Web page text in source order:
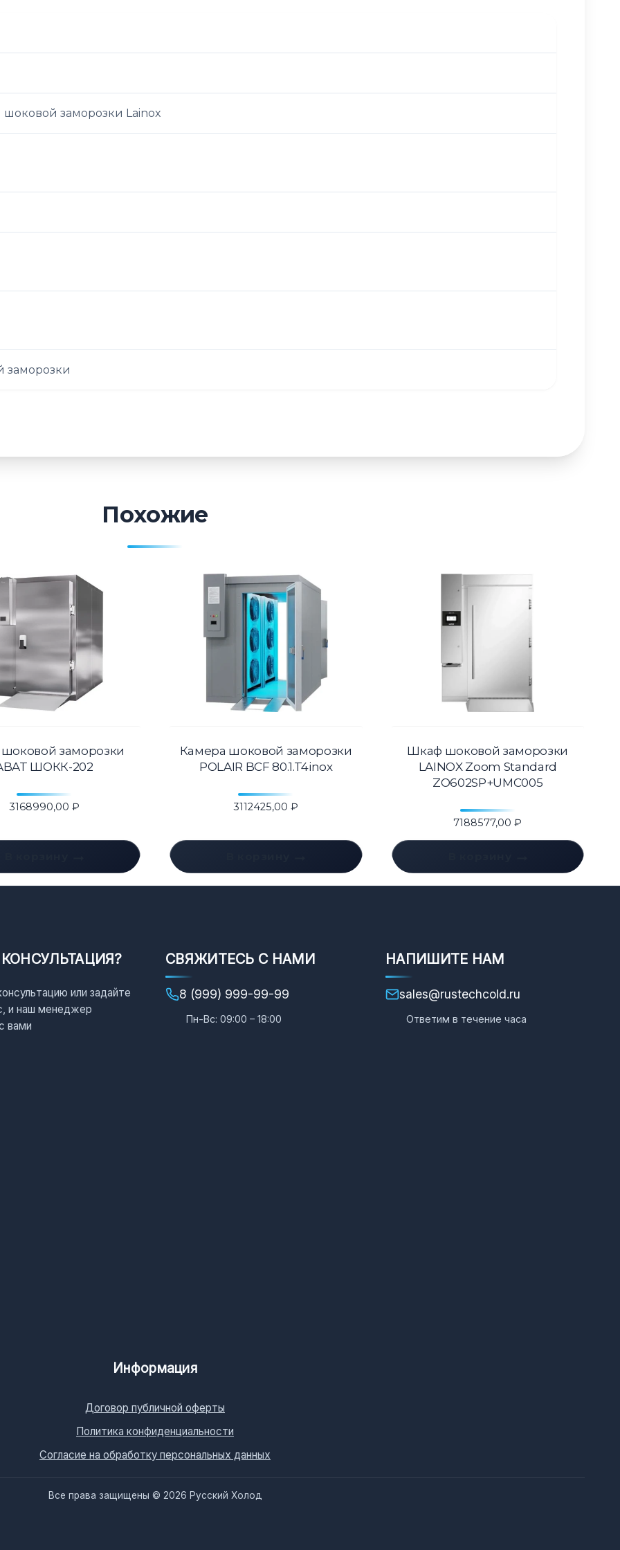
заморозки Lainox
Похожие
заморозки
ШОКК-202
3168990,00 ₽
Камера шоковой заморозки
POLAIR BCF 80.1.T4inox
3112425,00₽
Шкаф шоковой заморозки
LAINOX Zoom Standard
ZO602SP+UMC005
7188577,00₽
или задайте
и наш менеджер
вами
СВЯЖИТЕСЬ С НАМИ
8 (999) 999-99-99
Пн-Вс: 09:00 – 18:00
НАПИШИТЕ НАМ
sales@rustechcold.ru
Ответим в течение часа
Информация
Договор публичной оферты
Политика конфиденциальности
Согласие на обработку персональных данных
Все права защищены © 2026 Русский Холод